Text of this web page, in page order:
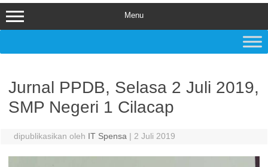
Menu
Jurnal PPDB, Selasa 2 Juli 2019,
SMP Negeri 1 Cilacap
dipublikasikan oleh IT Spensa | 2 Juli 2019